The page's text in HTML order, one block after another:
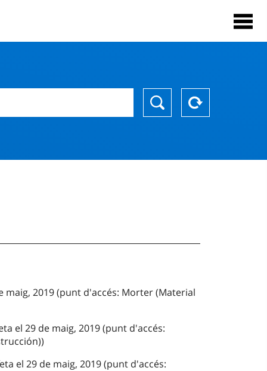
maig, 2019 (punt d'accés: Morter (Material
el 29 de maig, 2019 (punt d'accés:
el 29 de maig, 2019 (punt d'accés: